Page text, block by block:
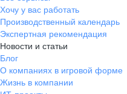
Хочу у вас работать
Производственный календарь
Экспертная рекомендация
Новости и статьи
Блог
О компаниях в игровой форме
Жизнь в компании